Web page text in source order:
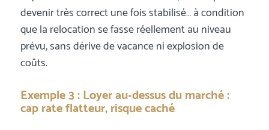
devenir très correct une fois stabilisé… à condition
que la relocation se fasse réellement au niveau
prévu, sans dérive de vacance ni explosion de
coûts.
Exemple 3 : Loyer au-dessus du marché :
cap rate flatteur, risque caché